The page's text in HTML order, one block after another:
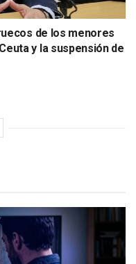
de los menores
y la suspensión de